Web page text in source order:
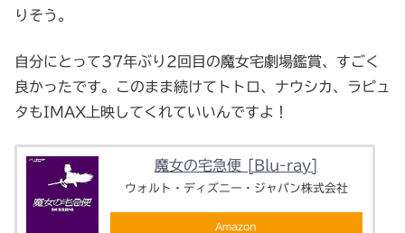
りそう。
自分にとって37年ぶり2回目の魔女宅劇場鑑賞、すごく
良かったです。このまま続けてトトロ、ナウシカ、ラピュ
タもIMAX上映してくれていいんですよ！
魔女の宅急便 [Blu-ray]
ウォルト・ディズニー・ジャパン株式会社
Amazon